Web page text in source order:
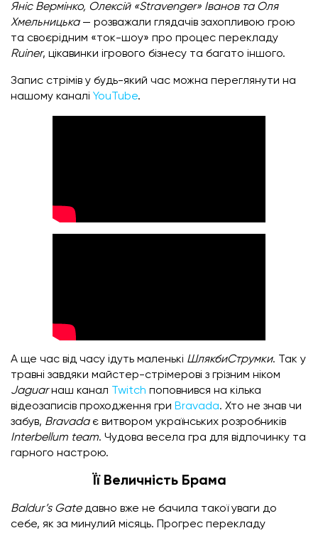
Яніс Вермінко, Олексій «Stravenger» Іванов та Оля
Хмельницька— розважали глядачів захопливою грою
та своєрідним «ток-шоу» про процес перекладу
Ruiner, цікавинки ігрового бізнесу та багато іншого.
Запис стрімів у будь-який час можна переглянути на
нашому каналі YouTube.
А ще час від часу ідуть маленькі ШлякбиСтрумки. Так у
травні завдяки майстер-стрімерові з грізним ніком
Jaguarнаш канал Twitch поповнився на кілька
відеозаписів проходження гри Bravada. Хто не знав чи
забув, Bravadaє витвором українських розробників
Interbellum team. Чудова весела гра для відпочинку та
гарного настрою.
Її Величність Брама
Baldur’s Gateдавно вже не бачила такої уваги до
себе, як за минулий місяць. Прогрес перекладу